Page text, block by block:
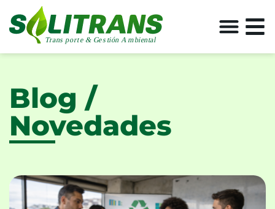
Blog /
Novedades